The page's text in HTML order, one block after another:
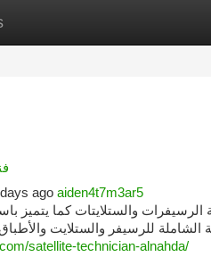
Site Listings
ago aiden4t7m3ar5
والستلايتات كما يتميز
الشاملة للرسيفر والستلايت
satellite-technician-alnahda/